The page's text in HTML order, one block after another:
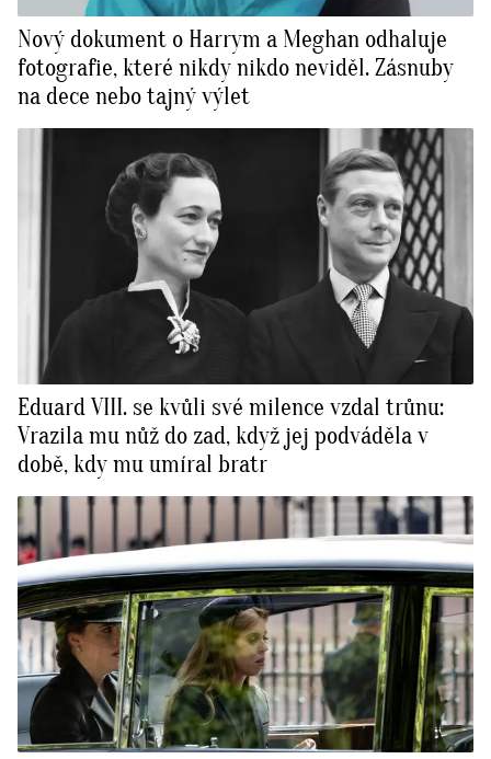
Nový dokument o Harrym a Meghan odhaluje
fotografie, které nikdy nikdo neviděl. Zásnuby
na dece nebo tajný výlet
Eduard VIII. se kvůli své milence vzdal trůnu:
Vrazila mu nůž do zad, když jej podváděla v
době, kdy mu umíral bratr